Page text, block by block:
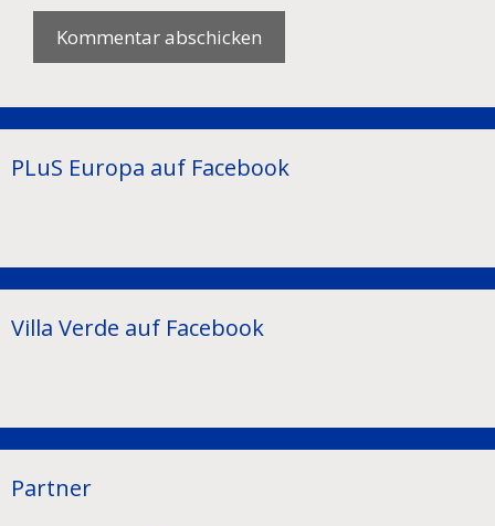
PLuS Europa auf Facebook
Villa Verde auf Facebook
Partner